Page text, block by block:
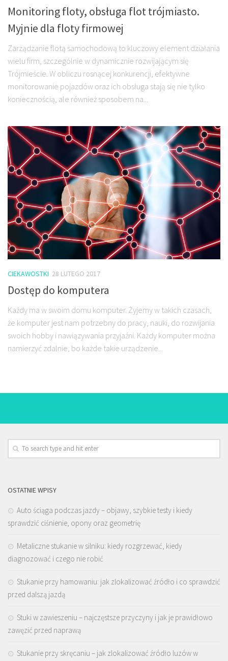
Monitoring floty, obsługa flot trójmiasto.
Myjnie dla floty firmowej
Zarządzanie flotą samochodową to kluczowy element działania
wielu firm, szczególnie w dynamicznie rozwijającym się
Trójmieście. W obliczu rosnącej konkurencji, efektywne
monitorowanie pojazdów oraz ich obsługa stają się nie tylko
koniecznością, ale również sposobem na...
CIEKAWOSTKI 28 LUTEGO 2017
Dostęp do komputera
Każdy ma w swoim domu komputer. Żyjemy w takich czasach,
że komputer jest nam potrzebny do pracy, nauki, do rozwijania
swoich hobby i nawiązywania przyjaźni. Każdy komputer można
namierzyć zdalnie, bo każde takie urządzenie...
OSTATNIE WPISY
Auto ściąga podczas jazdy – objawy, szybkie testy i kiedy
sprawdzić ciśnienie, opony oraz geometrię
Metaliczne stukanie w silniku: kiedy rozgrzewać, kiedy
diagnozować i czego nie robić
Stukanie przy hamowaniu: jak zlokalizować źródło i co sprawdzić
przed dalszą jazdą
Stuki w zawieszeniu – najczęstsze przyczyny i jak je prawidłowo
zawęzić przed naprawą
Stukanie przy skręcaniu – jak zlokalizować źródło luzów w